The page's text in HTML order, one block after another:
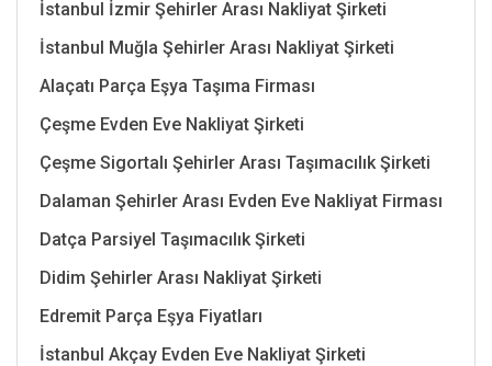
İstanbul İzmir Şehirler Arası Nakliyat Şirketi
İstanbul Muğla Şehirler Arası Nakliyat Şirketi
Alaçatı Parça Eşya Taşıma Firması
Çeşme Evden Eve Nakliyat Şirketi
Çeşme Sigortalı Şehirler Arası Taşımacılık Şirketi
Dalaman Şehirler Arası Evden Eve Nakliyat Firması
Datça Parsiyel Taşımacılık Şirketi
Didim Şehirler Arası Nakliyat Şirketi
Edremit Parça Eşya Fiyatları
İstanbul Akçay Evden Eve Nakliyat Şirketi